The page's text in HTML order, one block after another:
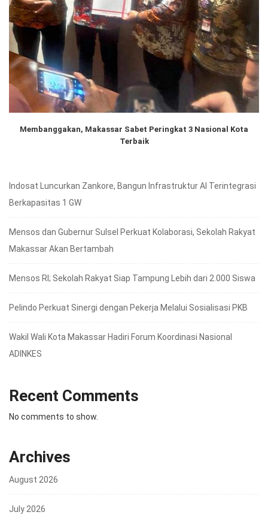
Membanggakan, Makassar Sabet Peringkat 3 Nasional Kota
Terbaik
Indosat Luncurkan Zankore, Bangun Infrastruktur AI Terintegrasi
Berkapasitas 1 GW
Mensos dan Gubernur Sulsel Perkuat Kolaborasi, Sekolah Rakyat
Makassar Akan Bertambah
Mensos RI; Sekolah Rakyat Siap Tampung Lebih dari 2.000 Siswa
Pelindo Perkuat Sinergi dengan Pekerja Melalui Sosialisasi PKB
Wakil Wali Kota Makassar Hadiri Forum Koordinasi Nasional
ADINKES
Recent Comments
No comments to show.
Archives
August 2026
July 2026